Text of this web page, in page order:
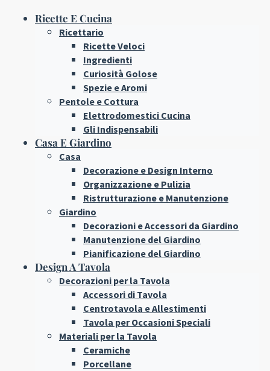
Ricette E Cucina
Ricettario
Ricette Veloci
Ingredienti
Curiosità Golose
Spezie e Aromi
Pentole e Cottura
Elettrodomestici Cucina
Gli Indispensabili
Casa E Giardino
Casa
Decorazione e Design Interno
Organizzazione e Pulizia
Ristrutturazione e Manutenzione
Giardino
Decorazioni e Accessori da Giardino
Manutenzione del Giardino
Pianificazione del Giardino
Design A Tavola
Decorazioni per la Tavola
Accessori di Tavola
Centrotavola e Allestimenti
Tavola per Occasioni Speciali
Materiali per la Tavola
Ceramiche
Porcellane